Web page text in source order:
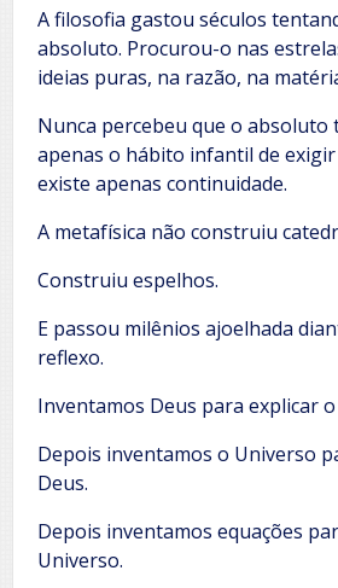
A filosofia gastou séculos
absoluto. Procurou-o nas
ideias puras, na razão, na
Nunca percebeu que o absoluto
apenas o hábito infantil de
existe apenas continuidade.
A metafísica não construiu
Construiu espelhos.
E passou milênios ajoelhada
reflexo.
Inventamos Deus para explicar o
Depois inventamos o Universo
Deus.
Depois inventamos equações
Universo.